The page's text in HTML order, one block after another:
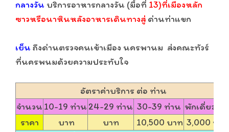
กลางวัน บริการอาหารกลางวัน (มื้อที่ 13)ที่เมืองหลัก
ซาวหรือนาหินหลังอาหารเดินทางสู่ ด่านท่าแขก
เย็น ถึงด่านตรวจคนเข้าเมือง นครพานม ส่งคณะทัวร์
ที่นครพนมด้วยความประทับใจ
อัตราค่าบริการ ต่อ ท่าน
จำนวน 10-19 ท่าน 24-29 ท่าน 30-39 ท่าน พักเดี่ยวเพิ่
ราคา
บาท บาท 10,500 บาท 3,000 บาท